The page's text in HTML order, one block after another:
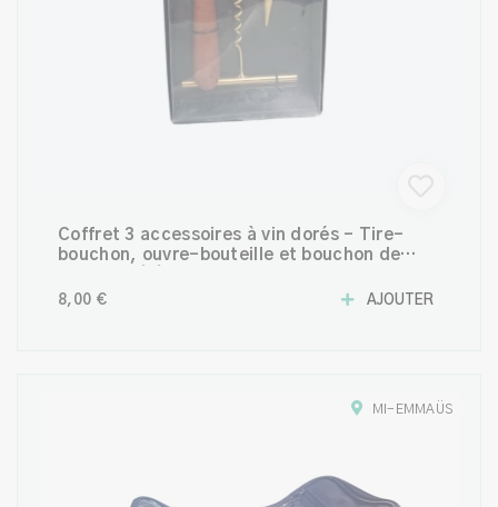
Coffret 3 accessoires à vin dorés – Tire-
bouchon, ouvre-bouteille et bouchon de
8,00 € AJOUTER
MI-EMMAÜS